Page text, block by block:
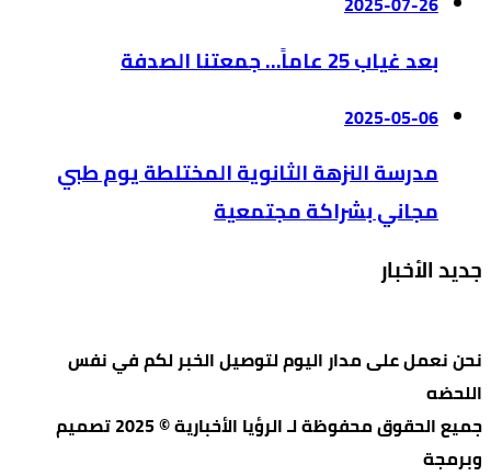
بعد غياب 25 عاماً… جمعتنا الصدفة
2025-05-06
مدرسة النزهة الثانوية المختلطة يوم طبي
مجاني بشراكة مجتمعية
جديد الأخبار
نحن نعمل على مدار اليوم لتوصيل الخبر لكم في نفس
اللحضه
جميع الحقوق محفوظة لـ الرؤيا الأخبارية © 2025 تصميم
وبرمجة